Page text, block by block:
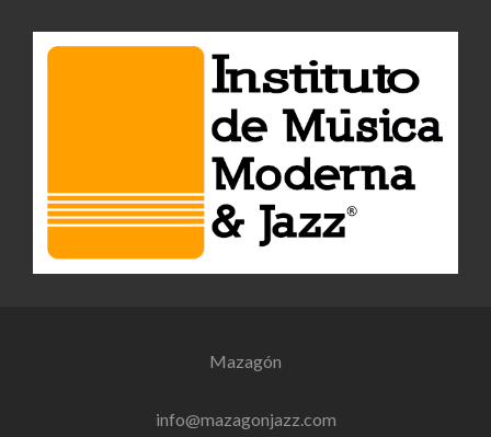
Mazagón
info@mazagonjazz.com